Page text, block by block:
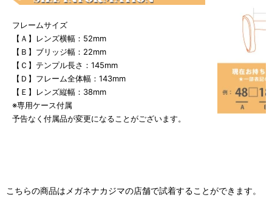
フレームサイズ
【Ａ】レンズ横幅：52mm
【Ｂ】ブリッジ幅：22mm
【Ｃ】テンプル長さ：145mm
【Ｄ】フレーム全体幅：143mm
【Ｅ】レンズ縦幅：38mm
※専用ケース付属
予告なく付属品が変更になることがございます。
こちらの商品はメガネナカジマの店舗で試着することができます。